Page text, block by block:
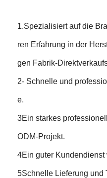
1.Spezialisiert auf die
ren Erfahrung in der
gen Fabrik-
2- Schnelle und
e.
3Ein starkes
ODM-Projekt.
4Ein guter Kundendienst
5Schnelle Lieferung und